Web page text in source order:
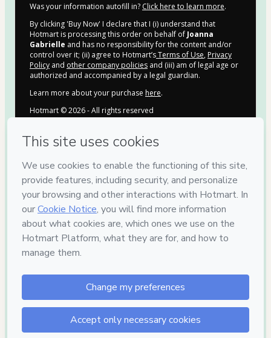
Was your information autofill in? Click here to learn more.
By clicking 'Buy Now' I declare that I (i) understand that
Hotmart is processing this order on behalf of Joanna
Gabrielle and has no responsibility for the content and/or
control over it; (ii) agree to Hotmart’sTerms of Use, Privacy
Policy and other company policies and (iii) am of legal age or
authorized and accompanied by a legal guardian.
Learn more about your purchase here.
Hotmart ©2026- All rights reserved
2026-08-07T08:39:43.694Z REF.
7
GARANTIA